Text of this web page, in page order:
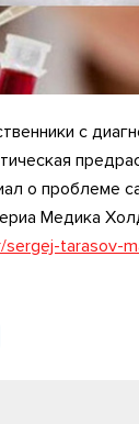
с
о проблеме
Медика
tarasov-